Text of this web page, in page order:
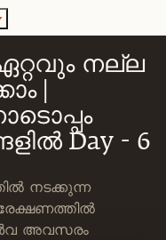
നല്ല
|
Day - 6
നടക്കുന്ന
അവസരം